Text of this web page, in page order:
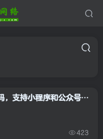
呆错分类导航系统-免费的导航源码，支持小程序和公众号展示
423